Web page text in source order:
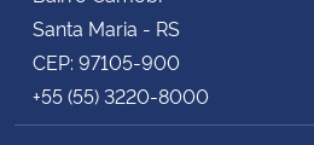
Santa Maria - RS
CEP: 97105-900
+55 (55) 3220-8000